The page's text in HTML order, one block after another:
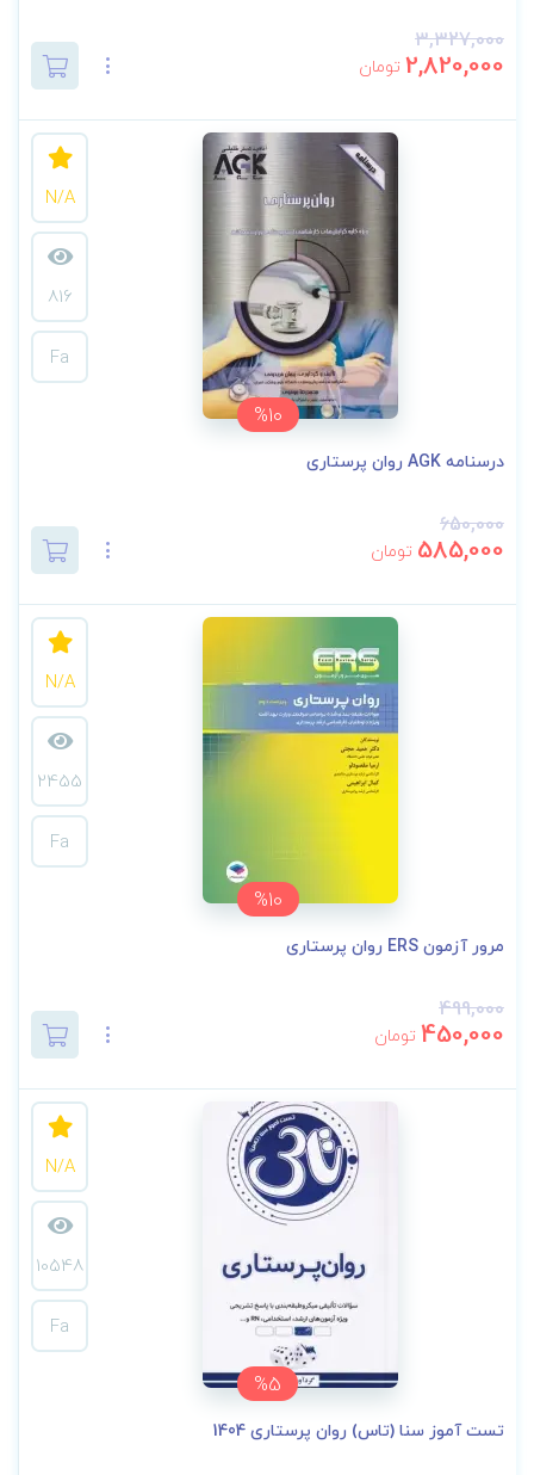
3,327,000
2,820,000 تومان
%10
N/A
816
Fa
درسنامه AGK روان پرستاری
650,000
585,000 تومان
%10
N/A
2455
Fa
مرور آزمون ERS روان پرستاری
499,000
450,000 تومان
%5
N/A
10548
Fa
تست آموز سنا (تاس) روان پرستاری 1404